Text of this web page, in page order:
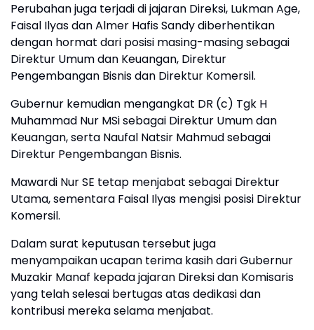
Perubahan juga terjadi di jajaran Direksi, Lukman Age,
Faisal Ilyas dan Almer Hafis Sandy diberhentikan
dengan hormat dari posisi masing-masing sebagai
Direktur Umum dan Keuangan, Direktur
Pengembangan Bisnis dan Direktur Komersil.
Gubernur kemudian mengangkat DR (c) Tgk H
Muhammad Nur MSi sebagai Direktur Umum dan
Keuangan, serta Naufal Natsir Mahmud sebagai
Direktur Pengembangan Bisnis.
Mawardi Nur SE tetap menjabat sebagai Direktur
Utama, sementara Faisal Ilyas mengisi posisi Direktur
Komersil.
Dalam surat keputusan tersebut juga
menyampaikan ucapan terima kasih dari Gubernur
Muzakir Manaf kepada jajaran Direksi dan Komisaris
yang telah selesai bertugas atas dedikasi dan
kontribusi mereka selama menjabat.